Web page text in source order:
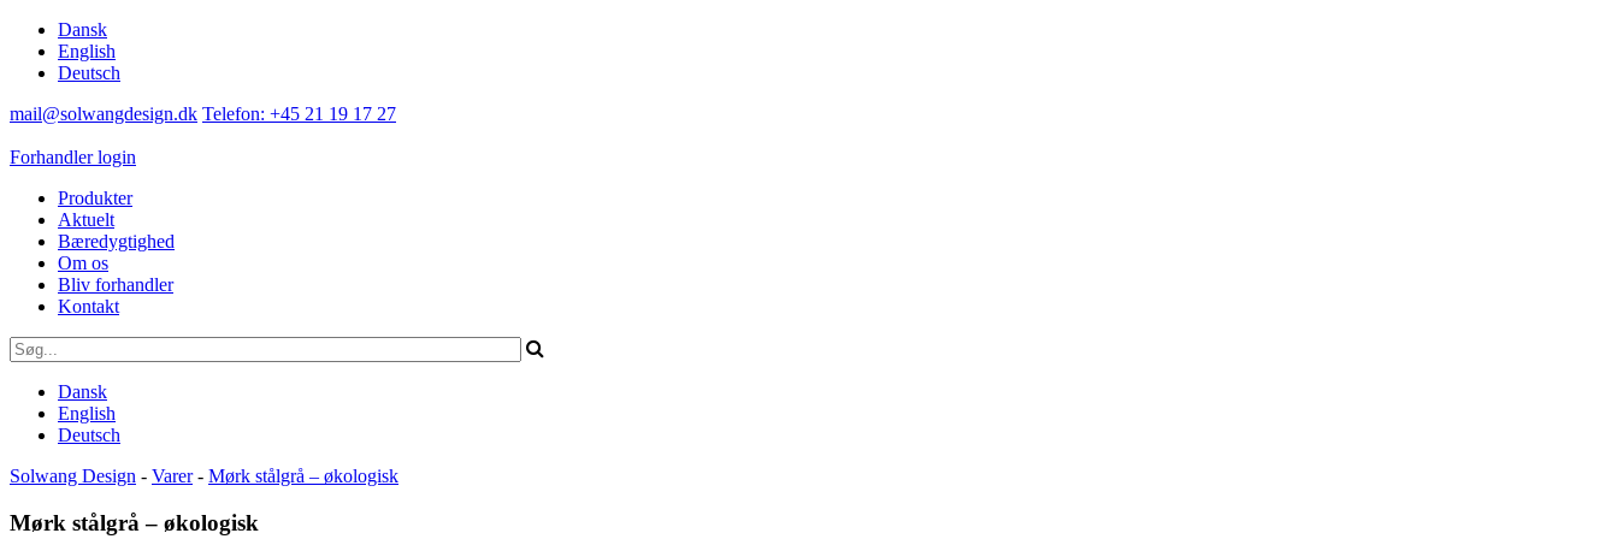
Dansk
English
Deutsch
mail@solwangdesign.dk Telefon: +45 21 19 17 27
Forhandler login
Produkter
Aktuelt
Bæredygtighed
Om os
Bliv forhandler
Kontakt
Dansk
English
Deutsch
Solwang Design - Varer- Mørk stålgrå – økologisk
Mørk stålgrå – økologisk